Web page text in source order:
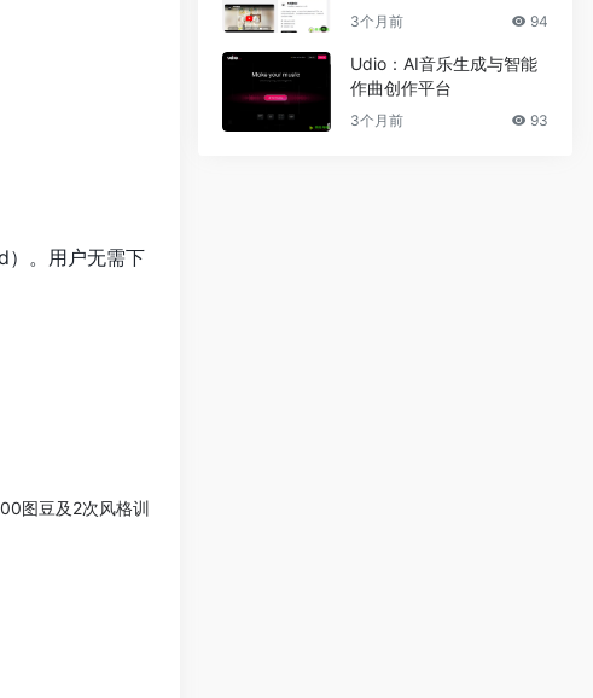
）。用户无需下
图豆及2次风格训
3个月前 94
Udio：AI音乐生成与智能
作曲创作平台
3个月前 93